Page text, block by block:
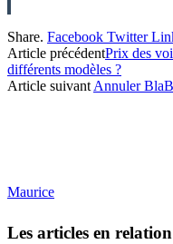
Share. Facebook Twitter
Article précédentPrix des
différents modèles ?
Article suivant Annuler
Maurice
Les articles en relation